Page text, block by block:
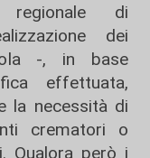
regionale di
dei
-, in base
effettuata,
la necessità di
crematori o
Qualora però i